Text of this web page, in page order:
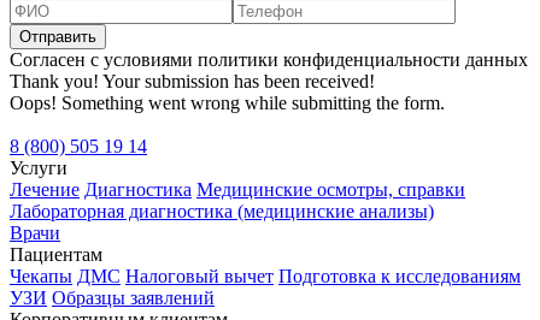
Согласен с условиями политики конфиденциальности данных
Thank you! Your submission has been received!
Oops! Something went wrong while submitting the form.
8 (800) 505 19 14
Услуги
Лечение Диагностика Медицинские осмотры, справки
Лабораторная диагностика (медицинские анализы)
Врачи
Пациентам
Чекапы ДМС Налоговый вычет Подготовка к исследованиям
УЗИ Образцы заявлений